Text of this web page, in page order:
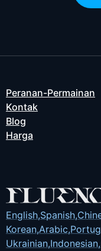
Peranan-Permainan
Kontak
Blog
Harga
English,Spanish,
Korean,Arabic,
Ukrainian,Indonesian,